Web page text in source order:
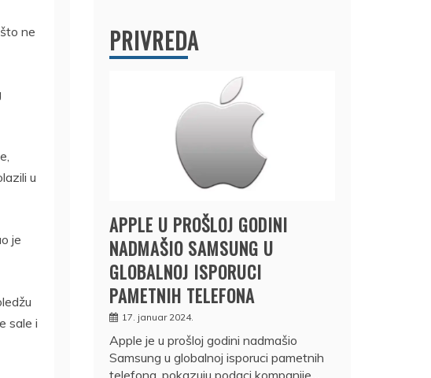
ne
u
je
sale i
PRIVREDA
APPLE U PROŠLOJ GODINI
NADMAŠIO SAMSUNG U
GLOBALNOJ ISPORUCI
PAMETNIH TELEFONA
17. januar 2024.
Apple je u prošloj godini nadmašio
Samsung u globalnoj isporuci pametnih
telefona, pokazuju podaci kompanije…